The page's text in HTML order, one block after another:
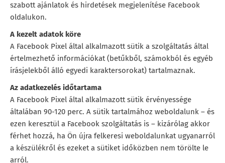
szabott ajánlatok és hirdetések megjelenítése Facebook
oldalukon.
A kezelt adatok köre
A Facebook Pixel által alkalmazott sütik a szolgáltatás által
értelmezhető információkat (betűkből, számokból és egyéb
írásjelekből álló egyedi karaktersorokat) tartalmaznak.
Az adatkezelés időtartama
A Facebook Pixel által alkalmazott sütik érvényessége
általában 90-120 perc. A sütik tartalmához weboldalunk – és
ezen keresztül a Facebook szolgáltatás is – kizárólag akkor
férhet hozzá, ha Ön újra felkeresi weboldalunkat ugyanarról
a készülékről és ezeket a sütiket időközben nem törölte le
arról.